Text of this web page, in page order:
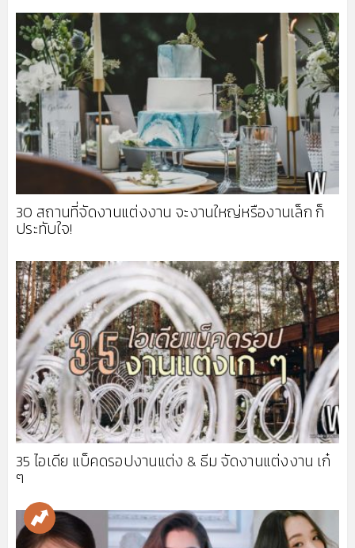
30 สถานที่จัดงานแต่งงาน จะงานใหญ่หรืองานเล็ก ก็
ประทับใจ!
35 ไอเดีย แบ็คดรอปงานแต่ง & ธีม จัดงานแต่งงาน เก๋
ๆ